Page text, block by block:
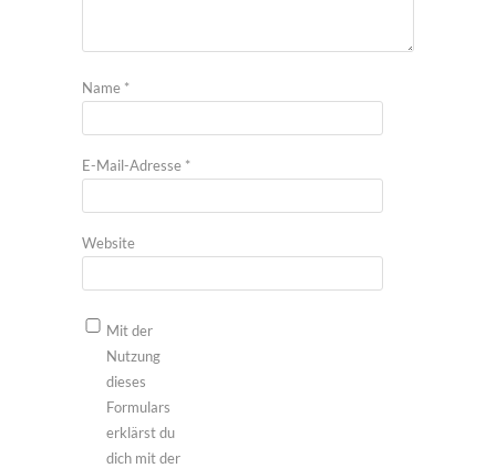
Name *
E-Mail-Adresse *
Website
Mit der
Nutzung
dieses
Formulars
erklärst du
dich mit der